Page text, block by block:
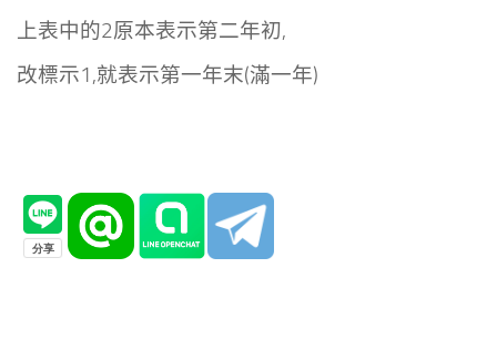
上表中的2原本表示第二年初,
改標示1,就表示第一年末(滿一年)